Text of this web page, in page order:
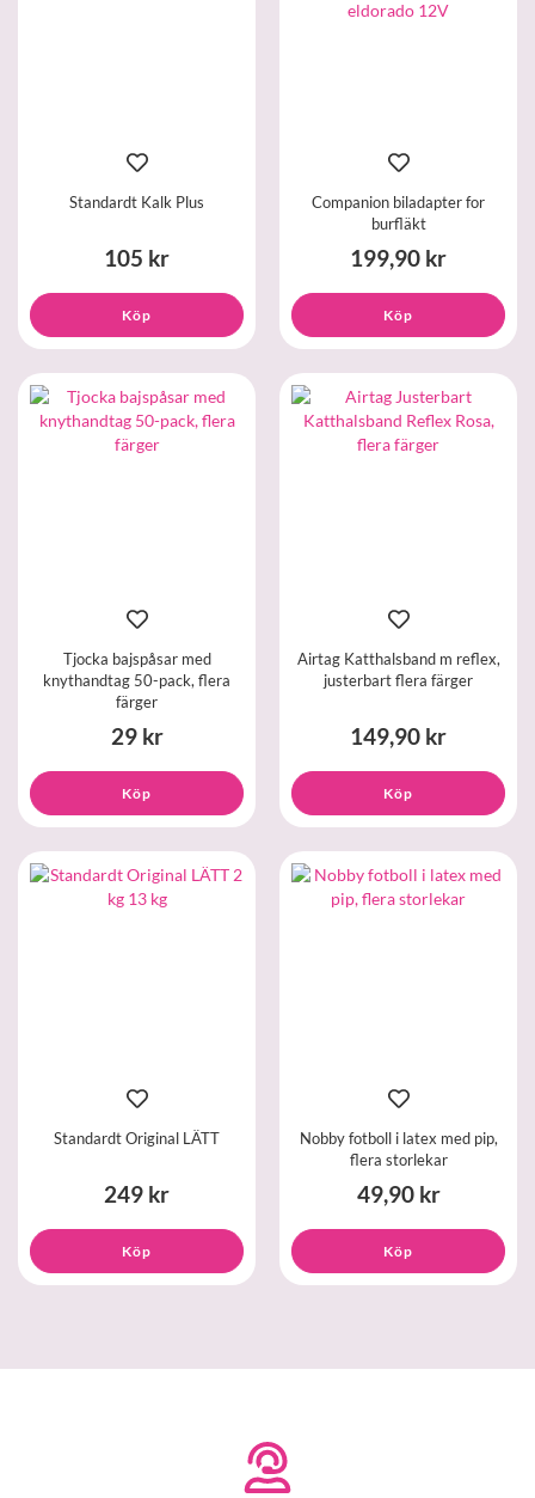
Standardt Kalk Plus
105 kr
Köp
Companion biladapter for
burfläkt
199,90 kr
Köp
Tjocka bajspåsar med
knythandtag 50-pack, flera
färger
29 kr
Köp
Airtag Katthalsband m reflex,
justerbart flera färger
149,90 kr
Köp
Standardt Original LÄTT
249 kr
Köp
Nobby fotboll i latex med pip,
flera storlekar
49,90 kr
Köp